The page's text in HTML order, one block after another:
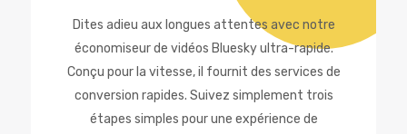
Dites adieu aux longues attentes avec notre
économiseur de vidéos Bluesky ultra-rapide.
Conçu pour la vitesse, il fournit des services de
conversion rapides. Suivez simplement trois
étapes simples pour une expérience de